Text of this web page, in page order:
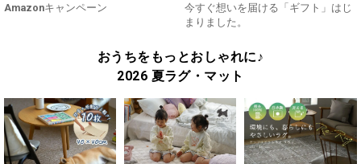
Amazonキャンペーン
今すぐ想いを届ける「ギフト」はじ
まりました。
おうちをもっとおしゃれに♪
2026 夏ラグ・マット